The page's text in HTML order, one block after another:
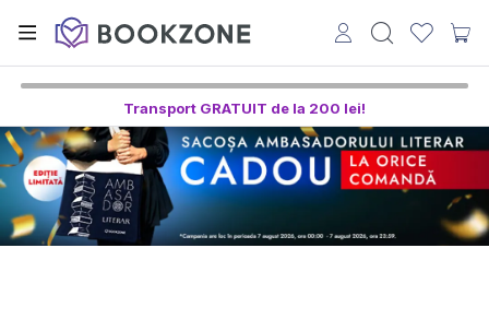
Transport GRATUIT de la 200 lei!